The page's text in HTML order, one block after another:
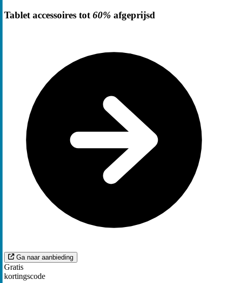
Tablet accessoires tot 60% afgeprijsd
Ga naar aanbieding
Gratis
kortingscode